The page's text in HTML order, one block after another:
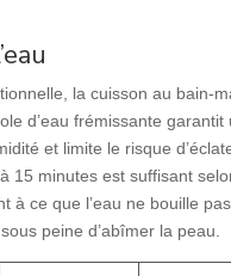
la cuisson au bain-
d’eau frémissante garantit
et limite le risque
15 minutes est suffisant
à ce que l’eau ne bouille pas
peine d’abîmer la peau.